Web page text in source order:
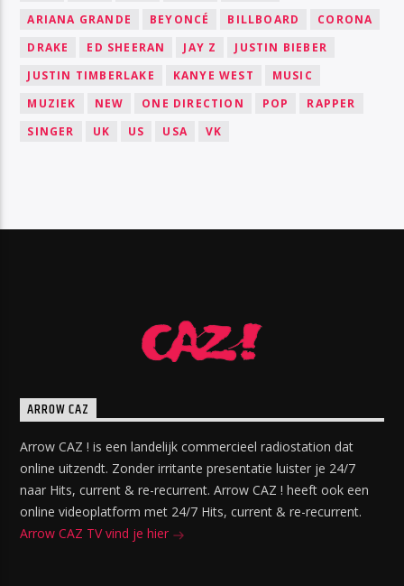
ARIANA GRANDE
BEYONCÉ BILLBOARD
CORONA
DRAKE
ED SHEERAN JAY Z
JUSTIN BIEBER
JUSTIN TIMBERLAKE
KANYE WEST
MUSIC
MUZIEK
NEW ONE DIRECTION POP
RAPPER
SINGER
UK US USA VK
ARROW CAZ
Arrow CAZ ! is een landelijk commercieel radiostation dat
online uitzendt. Zonder irritante presentatie luister je 24/7
naar Hits, current & re-recurrent. Arrow CAZ ! heeft ook een
online videoplatform met 24/7 Hits, current & re-recurrent.
Arrow CAZ TV vind je hier